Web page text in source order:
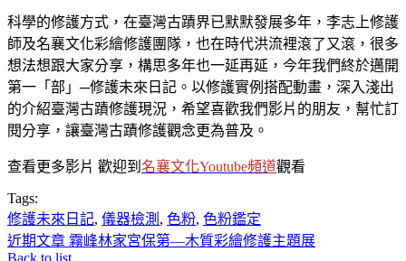
科學的修護方式，在臺灣古蹟界已默默發展多年，李志上修護
師及名襄文化彩繪修護團隊，也在時代洪流裡滾了又滾，很多
想法想跟大家分享，構思多年也一延再延，今年我們終於邁開
第一「部」─修護未來日記。以修護實例搭配動畫，深入淺出
的介紹臺灣古蹟修護現況，希望喜歡我們影片的朋友，幫忙訂
閱分享，讓臺灣古蹟修護觀念更為普及。
查看更多影片 歡迎到 名襄文化Youtube頻道觀看
Tags:
修護未來日記, 儀器檢測 , 色粉, 色粉鑑定
近期文章 霧峰林家宮保第—木質彩繪修護主題展